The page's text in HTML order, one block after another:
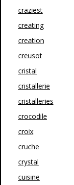
craziest
creating
creation
creusot
cristal
cristallerie
cristalleries
crocodile
croix
cruche
crystal
cuisine